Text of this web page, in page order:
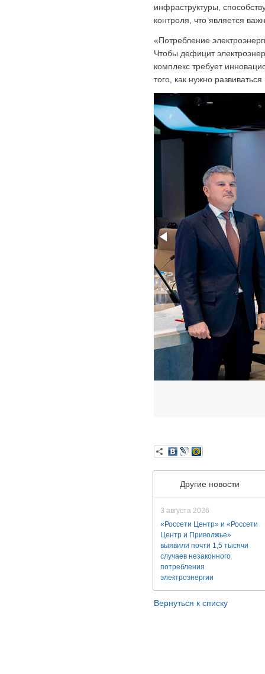
инфраструктуры,
контроля, что является
«Потребление
Чтобы дефицит
комплекс требует
того, как нужно
Другие новости
3 августа 2026
«Россети Центр» и «Россети
Центр и Приволжье»
выявили почти 1,5 тысячи
случаев незаконного
потребления
электроэнергии
Вернуться к списку